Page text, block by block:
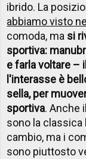
ibrido. La
abbiamo visto
comoda, ma si
sportiva:
e farla voltare –
l'interasse è
sella, per
sportiva. Anche
sono la classica
cambio, ma i
sono piuttosto